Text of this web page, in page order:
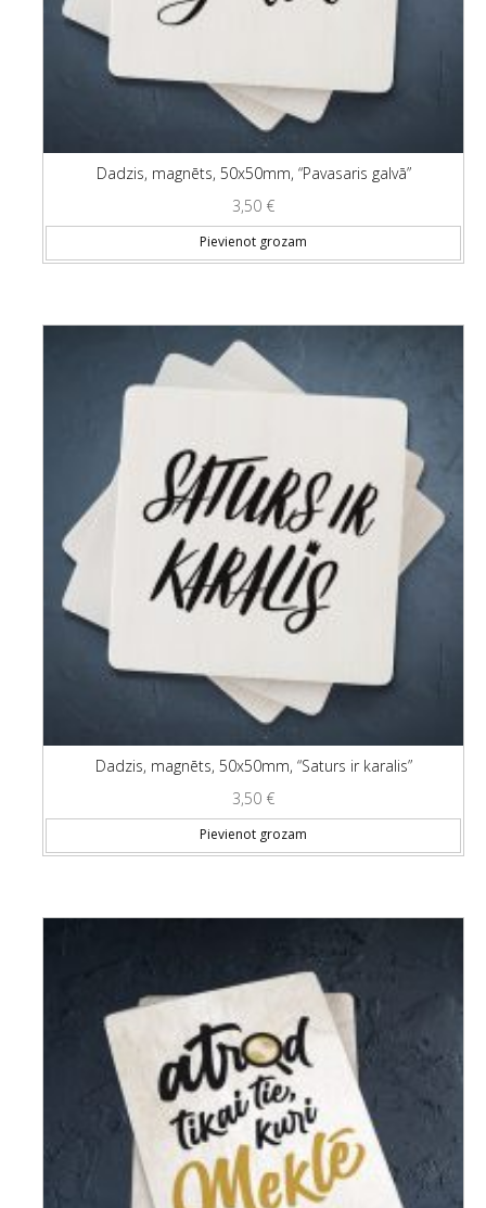
Dadzis, magnēts, 50x50mm, “Pavasaris galvā”
3,50 €
Pievienot grozam
Dadzis, magnēts, 50x50mm, “Saturs ir karalis”
3,50 €
Pievienot grozam